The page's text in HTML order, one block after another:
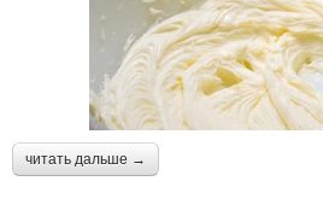
читать дальше →